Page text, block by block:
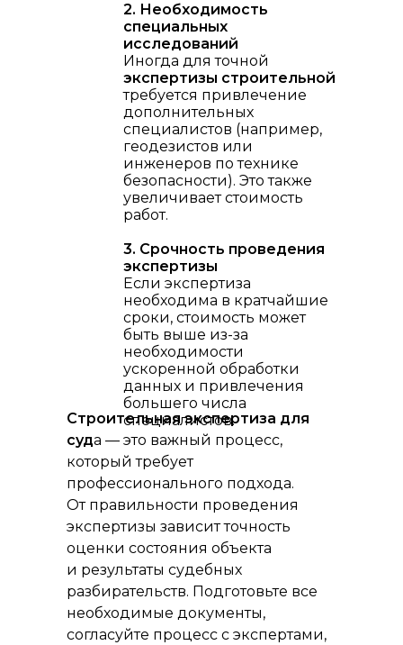
Строительная экспертиза для
суда — это важный процесс,
который требует
профессионального подхода.
От правильности проведения
экспертизы зависит точность
оценки состояния объекта
и результаты судебных
разбирательств. Подготовьте все
необходимые документы,
согласуйте процесс с экспертами,
2. Необходимость
специальных
исследований
Иногда для точной
экспертизы строительной
требуется привлечение
дополнительных
специалистов (например,
геодезистов или
инженеров по технике
безопасности). Это также
увеличивает стоимость
работ.
3. Срочность проведения
экспертизы
Если экспертиза
необходима в кратчайшие
сроки, стоимость может
быть выше из-за
необходимости
ускоренной обработки
данных и привлечения
большего числа
специалистов.